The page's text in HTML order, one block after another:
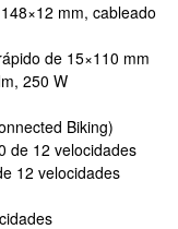
mm, cableado
de 15×110 mm
250 W
Biking)
de 12 velocidades
12 velocidades